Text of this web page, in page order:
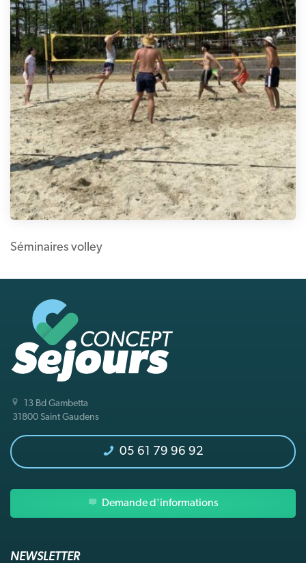
Séminaires volley
13 Bd Gambetta
31800 Saint Gaudens
05 61 79 96 92
Demande d'informations
NEWSLETTER